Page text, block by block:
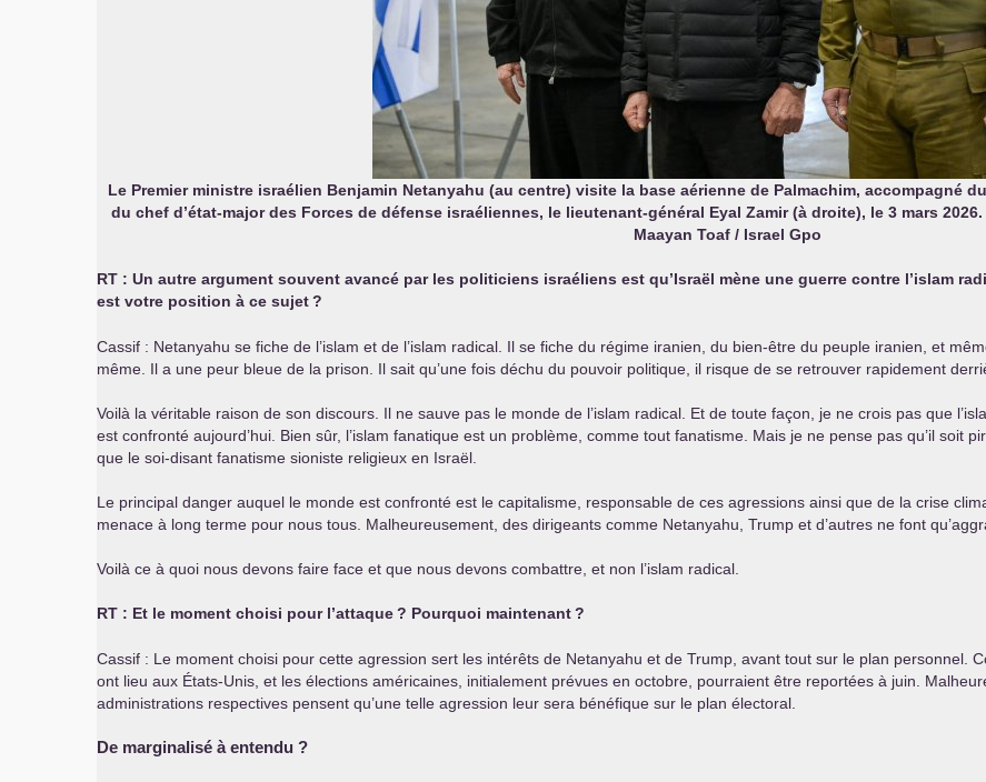
Le Premier ministre israélien Benjamin Netanyahu (au centre) visite la base aérienne de Palmachim, accompagné
du chef d’état-major des Forces de défense israéliennes, le lieutenant-général Eyal Zamir (à droite), le 3 mars
Maayan Toaf / Israel Gpo
RT : Un autre argument souvent avancé par les politiciens israéliens est qu’Israël mène une guerre contre l’islam
est votre position à ce sujet?
Cassif : Netanyahu se fiche de l’islam et de l’islam radical. Il se fiche du régime iranien, du bien-être du peuple iranien, et
même. Il a une peur bleue de la prison. Il sait qu’une fois déchu du pouvoir politique, il risque de se retrouver rapidement
Voilà la véritable raison de son discours. Il ne sauve pas le monde de l’islam radical. Et de toute façon, je ne crois pas que
est confronté aujourd’hui. Bien sûr, l’islam fanatique est un problème, comme tout fanatisme. Mais je ne pense pas qu’il soit
que le soi-disant fanatisme sioniste religieux en Israël.
Le principal danger auquel le monde est confronté est le capitalisme, responsable de ces agressions ainsi que de la crise
menace à long terme pour nous tous. Malheureusement, des dirigeants comme Netanyahu, Trump et d’autres ne font
Voilà ce à quoi nous devons faire face et que nous devons combattre, et non l’islam radical.
RT : Et le moment choisi pour l’attaque? Pourquoi maintenant?
Cassif : Le moment choisi pour cette agression sert les intérêts de Netanyahu et de Trump, avant tout sur le plan personnel.
ont lieu aux États-Unis, et les élections américaines, initialement prévues en octobre, pourraient être reportées à juin.
administrations respectives pensent qu’une telle agression leur sera bénéfique sur le plan électoral.
De marginalisé à entendu ?